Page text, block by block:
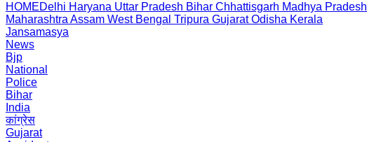
HOMEDelhi Haryana Uttar Pradesh Bihar Chhattisgarh Madhya Pradesh
Maharashtra Assam West Bengal Tripura Gujarat Odisha Kerala
Jansamasya
News
Bjp
National
Police
Bihar
India
कांग्रेस
Gujarat